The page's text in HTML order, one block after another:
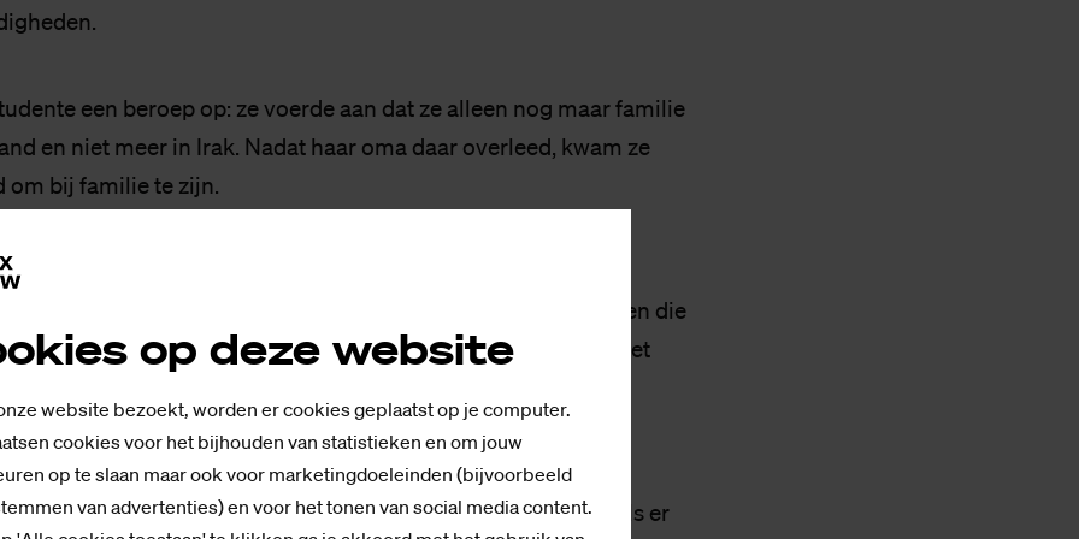
op deze website
website bezoekt, worden er cookies geplaatst op je computer.
cookies voor het bijhouden van statistieken en om jouw
op te slaan maar ook voor marketingdoeleinden (bijvoorbeeld
van advertenties) en voor het tonen van social media content.
een beroep op: ze voerde aan dat ze alleen nog maar familie
en niet meer in Irak. Nadat haar oma daar overleed, kwam ze
om bij familie te zijn.
van State niet in mee: volgens de Raad van State is dit feit
aangemerkt te worden als bijzondere familieomstandigheden die
haar studie hadden bemoeilijk. Bovendien heeft ze zich in het
hierover niet gemeld bij een decaan of
van Bestuur had Saxion misschien coulant kunnen zijn als er